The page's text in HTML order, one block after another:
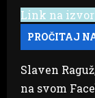
Link na
Slaven
na svom